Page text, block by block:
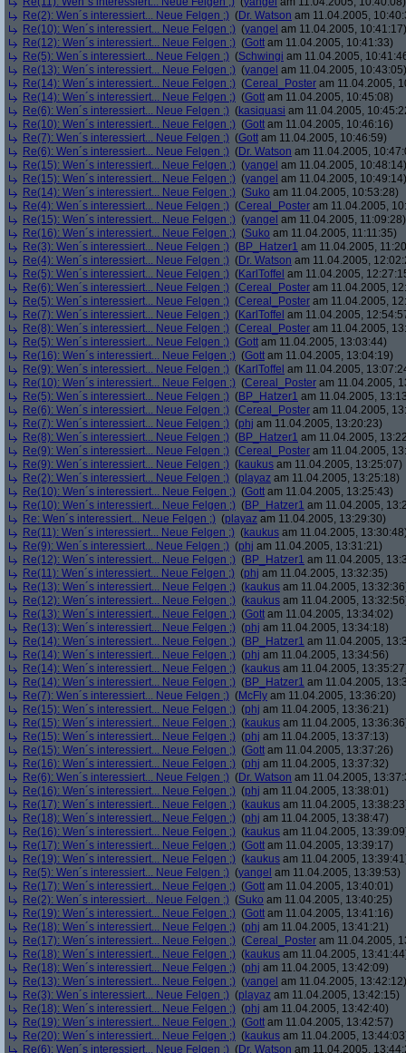
Re(2): Wen´s interessiert... Neue Felgen ;) (Dr. Watson am 11.04.2005,
Re(10): Wen´s interessiert... Neue Felgen ;) (yangel am 11.04.2005, 10:41:17)
Re(12): Wen´s interessiert... Neue Felgen ;) (Gott am 11.04.2005, 10:41:33)
Re(5): Wen´s interessiert... Neue Felgen ;) (Schwingi am 11.04.2005,
Re(13): Wen´s interessiert... Neue Felgen ;) (yangel am 11.04.2005, 10:43:05)
Re(14): Wen´s interessiert... Neue Felgen ;) (Cereal_Poster am 11.04.2005,
Re(14): Wen´s interessiert... Neue Felgen ;) (Gott am 11.04.2005, 10:45:08)
Re(6): Wen´s interessiert... Neue Felgen ;) (kasiquasi am 11.04.2005,
Re(10): Wen´s interessiert... Neue Felgen ;) (Gott am 11.04.2005, 10:46:16)
Re(7): Wen´s interessiert... Neue Felgen ;) (Gott am 11.04.2005, 10:46:59)
Re(6): Wen´s interessiert... Neue Felgen ;) (Dr. Watson am 11.04.2005,
Re(15): Wen´s interessiert... Neue Felgen ;) (yangel am 11.04.2005, 10:48:14)
Re(15): Wen´s interessiert... Neue Felgen ;) (yangel am 11.04.2005, 10:49:14)
Re(14): Wen´s interessiert... Neue Felgen ;) (Suko am 11.04.2005, 10:53:28)
Re(4): Wen´s interessiert... Neue Felgen ;) (Cereal_Poster am 11.04.2005,
Re(15): Wen´s interessiert... Neue Felgen ;) (yangel am 11.04.2005, 11:09:28)
Re(16): Wen´s interessiert... Neue Felgen ;) (Suko am 11.04.2005, 11:11:35)
Re(3): Wen´s interessiert... Neue Felgen ;) (BP_Hatzer1 am 11.04.2005,
Re(4): Wen´s interessiert... Neue Felgen ;) (Dr. Watson am 11.04.2005,
Re(5): Wen´s interessiert... Neue Felgen ;) (KarlToffel am 11.04.2005,
Re(6): Wen´s interessiert... Neue Felgen ;) (Cereal_Poster am 11.04.2005,
Re(5): Wen´s interessiert... Neue Felgen ;) (Cereal_Poster am 11.04.2005,
Re(7): Wen´s interessiert... Neue Felgen ;) (KarlToffel am 11.04.2005,
Re(8): Wen´s interessiert... Neue Felgen ;) (Cereal_Poster am 11.04.2005,
Re(5): Wen´s interessiert... Neue Felgen ;) (Gott am 11.04.2005, 13:03:44)
Re(16): Wen´s interessiert... Neue Felgen ;) (Gott am 11.04.2005, 13:04:19)
Re(9): Wen´s interessiert... Neue Felgen ;) (KarlToffel am 11.04.2005,
Re(10): Wen´s interessiert... Neue Felgen ;) (Cereal_Poster am 11.04.2005,
Re(5): Wen´s interessiert... Neue Felgen ;) (BP_Hatzer1 am 11.04.2005,
Re(6): Wen´s interessiert... Neue Felgen ;) (Cereal_Poster am 11.04.2005,
Re(7): Wen´s interessiert... Neue Felgen ;) (phj am 11.04.2005, 13:20:23)
Re(8): Wen´s interessiert... Neue Felgen ;) (BP_Hatzer1 am 11.04.2005,
Re(9): Wen´s interessiert... Neue Felgen ;) (Cereal_Poster am 11.04.2005,
Re(9): Wen´s interessiert... Neue Felgen ;) (kaukus am 11.04.2005, 13:25:07)
Re(2): Wen´s interessiert... Neue Felgen ;) (playaz am 11.04.2005, 13:25:18)
Re(10): Wen´s interessiert... Neue Felgen ;) (Gott am 11.04.2005, 13:25:43)
Re(10): Wen´s interessiert... Neue Felgen ;) (BP_Hatzer1 am 11.04.2005,
Re: Wen´s interessiert... Neue Felgen ;) (playaz am 11.04.2005, 13:29:30)
Re(11): Wen´s interessiert... Neue Felgen ;) (kaukus am 11.04.2005,
Re(9): Wen´s interessiert... Neue Felgen ;) (phj am 11.04.2005, 13:31:21)
Re(12): Wen´s interessiert... Neue Felgen ;) (BP_Hatzer1 am 11.04.2005,
Re(11): Wen´s interessiert... Neue Felgen ;) (phj am 11.04.2005, 13:32:35)
Re(13): Wen´s interessiert... Neue Felgen ;) (kaukus am 11.04.2005,
Re(12): Wen´s interessiert... Neue Felgen ;) (kaukus am 11.04.2005,
Re(13): Wen´s interessiert... Neue Felgen ;) (Gott am 11.04.2005, 13:34:02)
Re(13): Wen´s interessiert... Neue Felgen ;) (phj am 11.04.2005, 13:34:18)
Re(14): Wen´s interessiert... Neue Felgen ;) (BP_Hatzer1 am 11.04.2005,
Re(14): Wen´s interessiert... Neue Felgen ;) (phj am 11.04.2005, 13:34:56)
Re(14): Wen´s interessiert... Neue Felgen ;) (kaukus am 11.04.2005,
Re(14): Wen´s interessiert... Neue Felgen ;) (BP_Hatzer1 am 11.04.2005,
Re(7): Wen´s interessiert... Neue Felgen ;) (McFly am 11.04.2005, 13:36:20)
Re(15): Wen´s interessiert... Neue Felgen ;) (phj am 11.04.2005, 13:36:21)
Re(15): Wen´s interessiert... Neue Felgen ;) (kaukus am 11.04.2005,
Re(15): Wen´s interessiert... Neue Felgen ;) (phj am 11.04.2005, 13:37:13)
Re(15): Wen´s interessiert... Neue Felgen ;) (Gott am 11.04.2005, 13:37:26)
Re(16): Wen´s interessiert... Neue Felgen ;) (phj am 11.04.2005, 13:37:32)
Re(6): Wen´s interessiert... Neue Felgen ;) (Dr. Watson am 11.04.2005,
Re(16): Wen´s interessiert... Neue Felgen ;) (phj am 11.04.2005, 13:38:01)
Re(17): Wen´s interessiert... Neue Felgen ;) (kaukus am 11.04.2005,
Re(18): Wen´s interessiert... Neue Felgen ;) (phj am 11.04.2005, 13:38:47)
Re(16): Wen´s interessiert... Neue Felgen ;) (kaukus am 11.04.2005,
Re(17): Wen´s interessiert... Neue Felgen ;) (Gott am 11.04.2005, 13:39:17)
Re(19): Wen´s interessiert... Neue Felgen ;) (kaukus am 11.04.2005,
Re(5): Wen´s interessiert... Neue Felgen ;) (yangel am 11.04.2005, 13:39:53)
Re(17): Wen´s interessiert... Neue Felgen ;) (Gott am 11.04.2005, 13:40:01)
Re(2): Wen´s interessiert... Neue Felgen ;) (Suko am 11.04.2005, 13:40:25)
Re(19): Wen´s interessiert... Neue Felgen ;) (Gott am 11.04.2005, 13:41:16)
Re(18): Wen´s interessiert... Neue Felgen ;) (phj am 11.04.2005, 13:41:21)
Re(17): Wen´s interessiert... Neue Felgen ;) (Cereal_Poster am 11.04.2005,
Re(18): Wen´s interessiert... Neue Felgen ;) (kaukus am 11.04.2005,
Re(18): Wen´s interessiert... Neue Felgen ;) (phj am 11.04.2005, 13:42:09)
Re(13): Wen´s interessiert... Neue Felgen ;) (yangel am 11.04.2005, 13:42:12)
Re(3): Wen´s interessiert... Neue Felgen ;) (playaz am 11.04.2005, 13:42:15)
Re(18): Wen´s interessiert... Neue Felgen ;) (phj am 11.04.2005, 13:42:40)
Re(19): Wen´s interessiert... Neue Felgen ;) (Gott am 11.04.2005, 13:42:57)
Re(20): Wen´s interessiert... Neue Felgen ;) (kaukus am 11.04.2005,
Re(6): Wen´s interessiert... Neue Felgen ;) (Dr. Watson am 11.04.2005,